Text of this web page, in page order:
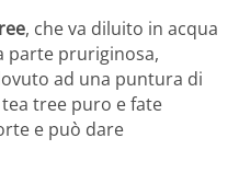
, che va diluito in acqua
parte pruriginosa,
ad una puntura di
tree puro e fate
e può dare